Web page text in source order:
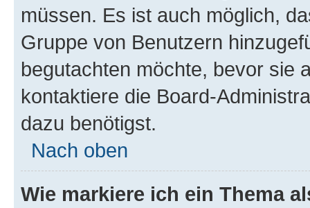
müssen. Es ist auch möglich,
Gruppe von Benutzern
begutachten möchte, bevor sie
kontaktiere die Board-
dazu benötigst.
Nach oben
Wie markiere ich ein Thema